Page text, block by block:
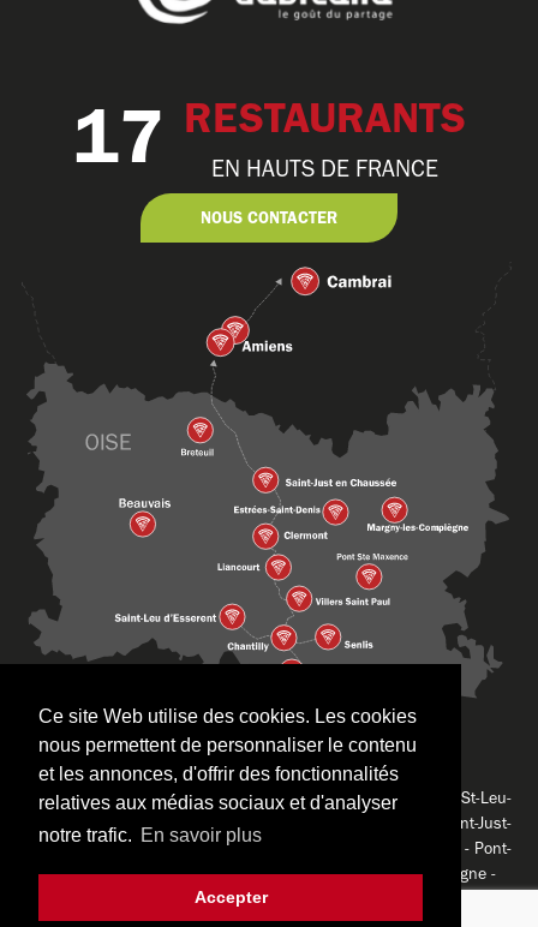
Ce site Web utilise des cookies. Les cookies
nous permettent de personnaliser le contenu
et les annonces, d'offrir des fonctionnalités
relatives aux médias sociaux et d'analyser
notre trafic. En savoir plus
Accepter
17 RESTAURANTS
EN HAUTS DE FRANCE
NOUS CONTACTER
Retrouvez nos restaurants Lusitalia à
Bresles -Breteuil -Amiens (Centre-Ville) -Clermont -
St-Leu-
d’Esserent -
Villers-Saint-Paul -
Saint-Just-
en-Chaussée - Liancourt -Coye-la-Forêt - Beauvais - Pont-
Sainte-Maxence -Estrées-Saint-Denis -Margny-lès-Compiègne -
©Lusitalia -Mentions légales